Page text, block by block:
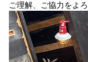
ご理解、ご協力をよ